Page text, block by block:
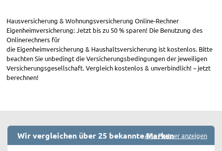
Hausversicherung & Wohnungsversicherung Online-Rechner
Eigenheimversicherung: Jetzt bis zu 50 % sparen! Die Benutzung des
Onlinerechners für
die Eigenheimversicherung & Haushaltsversicherung ist kostenlos. Bitte
beachten Sie unbedingt die Versicherungsbedingungen der jeweiligen
Versicherungsgesellschaft. Vergleich kostenlos & unverbindlich! – jetzt
berechnen!
Wir vergleichen über 25 bekannte MarkenAlle Partner anzeigen